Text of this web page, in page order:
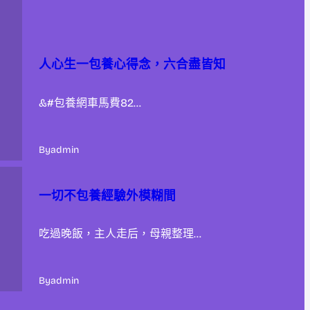
人心生一包養心得念，六合盡皆知
&#包養網車馬費82…
Byadmin
一切不包養經驗外模糊間
吃過晚飯，主人走后，母親整理…
Byadmin